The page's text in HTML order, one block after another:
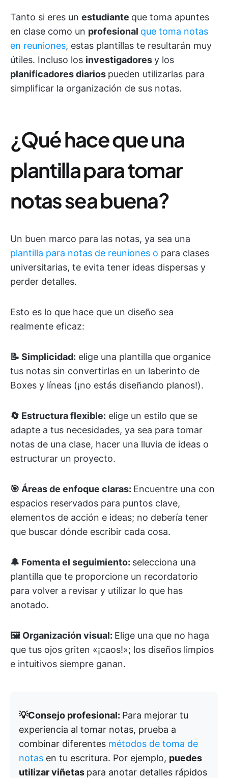
Tanto si eres un estudiante que toma apuntes
en clase como un profesional que toma notas
en reuniones, estas plantillas te resultarán muy
útiles. Incluso los investigadoresy los
planificadores diarios pueden utilizarlas para
simplificar la organización de sus notas.
¿Qué hace que una
plantilla para tomar
notas sea buena?
Un buen marco para las notas, ya sea una
plantilla para notas de reuniones o para clases
universitarias, te evita tener ideas dispersas y
perder detalles.
Esto es lo que hace que un diseño sea
realmente eficaz:
📝 Simplicidad: elige una plantilla que organice
tus notas sin convertirlas en un laberinto de
Boxes y líneas (¡no estás diseñando planos!).
🔄 Estructura flexible: elige un estilo que se
adapte a tus necesidades, ya sea para tomar
notas de una clase, hacer una lluvia de ideas o
estructurar un proyecto.
🎯 Áreas de enfoque claras: Encuentre una con
espacios reservados para puntos clave,
elementos de acción e ideas; no debería tener
que buscar dónde escribir cada cosa.
🔔 Fomenta el seguimiento: selecciona una
plantilla que te proporcione un recordatorio
para volver a revisar y utilizar lo que has
anotado.
🖼️ Organización visual: Elige una que no haga
que tus ojos griten «¡caos!»; los diseños limpios
e intuitivos siempre ganan.
💡Consejo profesional: Para mejorar tu
experiencia al tomar notas, prueba a
combinar diferentes métodos de toma de
notas en tu escritura. Por ejemplo, puedes
utilizar viñetas para anotar detalles rápidos